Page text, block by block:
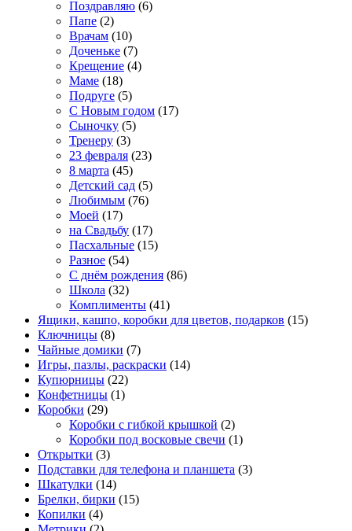
Поздравляю (6)
Папе (2)
Врачам (10)
Доченьке (7)
Крещение (4)
Маме (18)
Подруге (5)
С Новым годом (17)
Сыночку (5)
Тренеру (3)
23 февраля (23)
8 марта (45)
Детский сад (5)
Любимым (76)
Моей (17)
на Свадьбу (17)
Пасхальные (15)
Разное (54)
С днём рождения (86)
Школа (32)
Комплименты (41)
Ящики, кашпо, коробки для цветов, подарков (15)
Ключницы (8)
Чайные домики (7)
Игры, пазлы, раскраски (14)
Купюрницы (22)
Конфетницы (1)
Коробки (29)
Коробки с гибкой крышкой (2)
Коробки под восковые свечи (1)
Открытки (3)
Подставки для телефона и планшета (3)
Шкатулки (14)
Брелки, бирки (15)
Копилки (4)